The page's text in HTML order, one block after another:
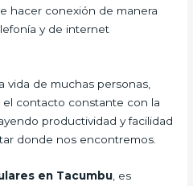
hacer conexión de manera
y de internet
vida de muchas personas,
el contacto constante con la
productividad y facilidad
donde nos encontremos.
en Tacumbu , es